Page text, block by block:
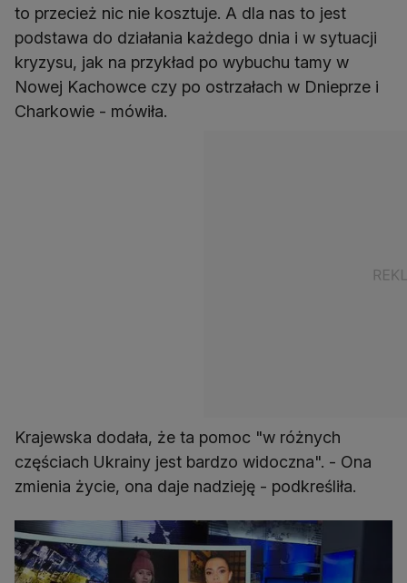
to przecież nic nie kosztuje. A dla nas to jest
podstawa do działania każdego dnia i w sytuacji
kryzysu, jak na przykład po wybuchu tamy w
Nowej Kachowce czy po ostrzałach w Dnieprze i
Charkowie - mówiła.
Krajewska dodała, że ta pomoc "w różnych
częściach Ukrainy jest bardzo widoczna". - Ona
zmienia życie, ona daje nadzieję - podkreśliła.